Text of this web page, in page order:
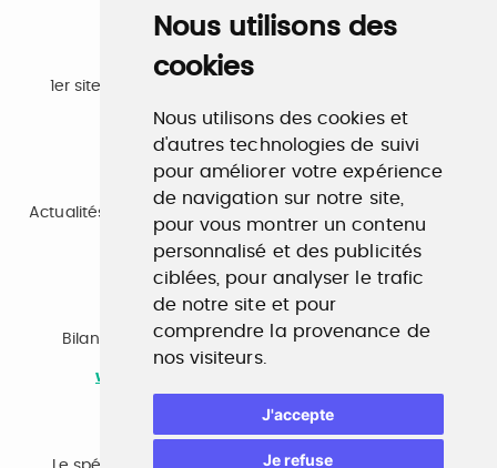
Nous utilisons des
cookies
Nous utilisons des cookies et
d'autres technologies de suivi
pour améliorer votre expérience
de navigation sur notre site,
pour vous montrer un contenu
personnalisé et des publicités
ciblées, pour analyser le trafic
de notre site et pour
comprendre la provenance de
nos visiteurs.
J'accepte
Je refuse
Emploi
1er site emploi du secteur culturel 784.000 visites et
www.profilculture.com
Formation
Actualités, guide et annuaire des formations aux métiers
de la culture.
www.profilculture-formation.com
Accompagnement professionnel
Bilan de compétences, coaching, techniques de
recherche d'emploi, entretien conseil.
www.profilculture-competences.com